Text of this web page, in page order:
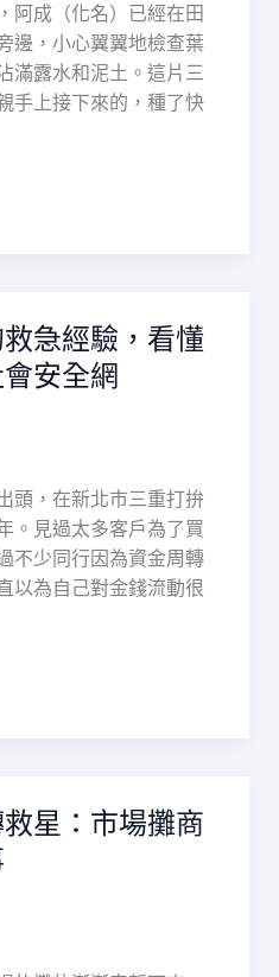
阿成（化名）已經在田
邊，小心翼翼地檢查葉
滿露水和泥土。這片三
手上接下來的，種了快
急經驗，看懂
安全網
頭，在新北市三重打拚
。見過太多客戶為了買
不少同行因為資金周轉
以為自己對金錢流動很
星：市場攤商